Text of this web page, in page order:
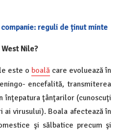
reguli de ținut minte
Nile?
este o boală care evoluează în
encefalită, transmiterea
înţepatura ţânţarilor (cunoscuţi
virusului). Boala afectează în
şi sălbatice precum şi